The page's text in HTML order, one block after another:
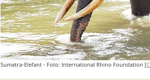
Sumatra-Elefant - Foto: International Rhino Foundation [